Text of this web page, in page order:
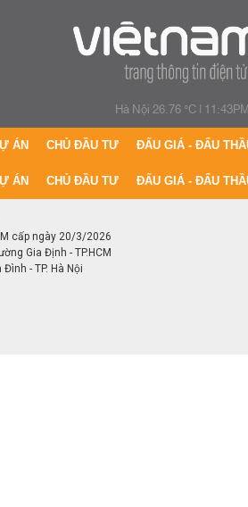
Hà Nội 26.76 °C|
ÁN CHỦ ĐẦU TƯ ĐẤU GIÁ - ĐẤU
ÁN CHỦ ĐẦU TƯ ĐẤU GIÁ - ĐẤU
cấp ngày 20/3/2026
Gia Định - TP.HCM
- TP. Hà Nội